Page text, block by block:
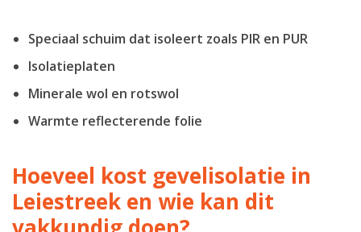
Speciaal schuim dat isoleert zoals PIR en PUR
Isolatieplaten
Minerale wol en rotswol
Warmte reflecterende folie
Hoeveel kost gevelisolatie in
Leiestreek en wie kan dit